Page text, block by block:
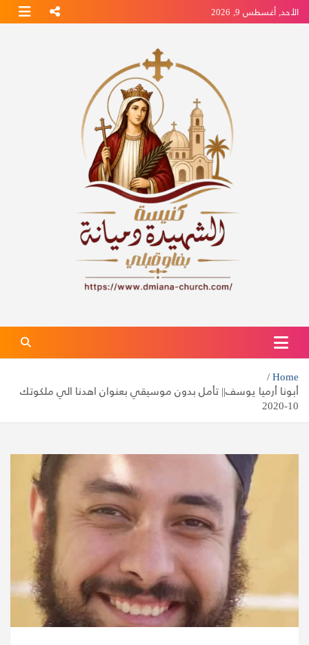
Skip
toالأحد, أغسطس 9, 2026
كنيسة الشهيدة دميانه بفاو قبلي
الموقع الرسمي لكنيسة الشهيدة دميانه بفاو قبلي
Home
أبونا أرميا يوسف|| تأمل بدون موسيقي بعنوان اهدنا الي ملكوتك
10-2020